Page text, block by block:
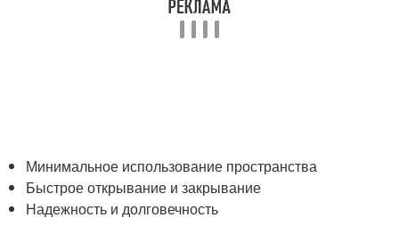
Минимальное использование пространства
Быстрое открывание и закрывание
Надежность и долговечность